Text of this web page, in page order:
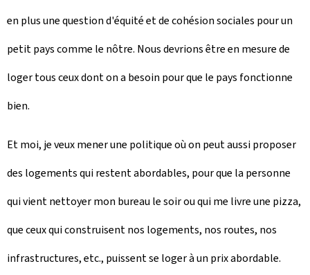
en plus une question d'équité et de cohésion sociales pour un
petit pays comme le nôtre. Nous devrions être en mesure de
loger tous ceux dont on a besoin pour que le pays fonctionne
bien.
Et moi, je veux mener une politique où on peut aussi proposer
des logements qui restent abordables, pour que la personne
qui vient nettoyer mon bureau le soir ou qui me livre une pizza,
que ceux qui construisent nos logements, nos routes, nos
infrastructures, etc., puissent se loger à un prix abordable.